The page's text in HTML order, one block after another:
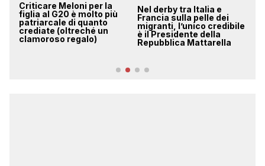
Meloni per la
G20 è molto più
di quanto
(oltreché un
regalo)
Nel derby tra Italia e
Francia sulla pelle dei
migranti, l’unico credibile
è il Presidente della
Repubblica Mattarella
Su
non c’è
si chiama
questa